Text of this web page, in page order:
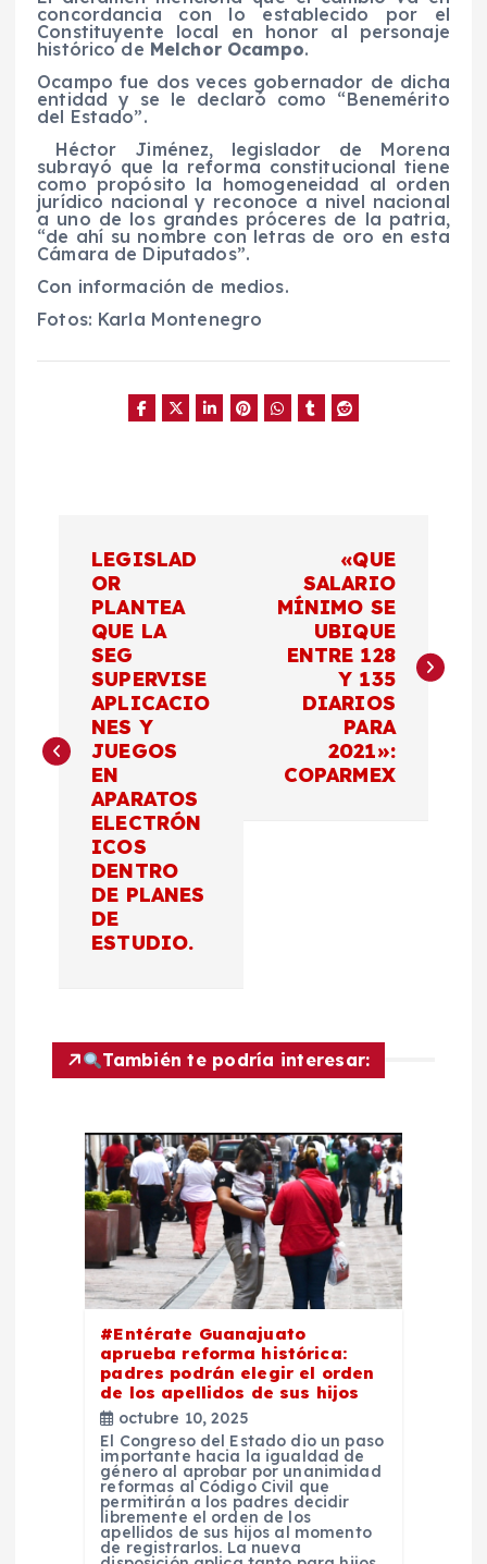
concordancia con lo establecido por el
Constituyente local en honor al personaje
histórico de Melchor Ocampo.
Ocampo fue dos veces gobernador de dicha
entidad y se le declaró como “Benemérito
del Estado”.
Héctor Jiménez, legislador de Morena
subrayó que la reforma constitucional tiene
como propósito la homogeneidad al orden
jurídico nacional y reconoce a nivel nacional
a uno de los grandes próceres de la patria,
“de ahí su nombre con letras de oro en esta
Cámara de Diputados”.
Con información de medios.
Fotos: Karla Montenegro
g
d
LEGISLAD
OR
PLANTEA
QUE LA
SEG
SUPERVISE
APLICACIO
NES Y
JUEGOS
EN
APARATOS
ELECTRÓN
ICOS
DENTRO
DE PLANES
DE
ESTUDIO.
«QUE
SALARIO
MÍNIMO SE
UBIQUE
ENTRE 128
Y 135
DIARIOS
PARA
2021»:
COPARMEX
También te podría interesar:
#Entérate Guanajuato
aprueba reforma histórica:
padres podrán elegir el orden
de los apellidos de sus hijos
octubre 10, 2025
El Congreso del Estado dio un paso
importante hacia la igualdad de
género al aprobar por unanimidad
reformas al Código Civil que
permitirán a los padres decidir
libremente el orden de los
apellidos de sus hijos al momento
de registrarlos. La nueva